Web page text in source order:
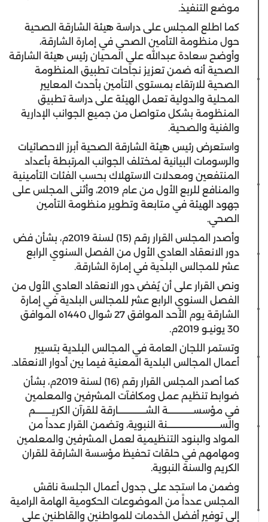
موضع التنفيذ.
كما اطلع المجلس على دراسة هيئة الشارقة الصحية
حول منظومة التأمين الصحي في إمارة الشارقة،
وأوضح سعادة عبدالله علي المحيان رئيس هيئة الشارقة
الصحية أنه ضمن تعزيز نجاحات تطبيق المنظومة
الصحية للارتقاء بمستوى التأمين بأحدث المعايير
المحلية والدولية تعمل الهيئة على دراسة تطبيق
المنظومة بشكل متواصل من جميع الجوانب الإدارية
والفنية والصحية.
واستعرض رئيس هيئة الشارقة الصحية أبرز الاحصائيات
والرسومات البيانية لمختلف الجوانب المرتبطة بأعداد
المنتفعين ومعدلات الاستهلاك بحسب الفئات التأمينية
والمنافع للربع الأول من عام 2019، وأثنى المجلس على
جهود الهيئة في متابعة وتطوير منظومة التأمين
الصحي.
وأصدر المجلس القرار رقم (15) لسنة 2019م، بشأن فض
دور الانعقاد العادي الأول من الفصل السنوي الرابع
عشر للمجالس البلدية في إمارة الشارقة.
ونص القرار على أن يُفض دور الانعقاد العادي الأول من
الفصل السنوي الرابع عشر للمجالس البلدية في إمارة
الشارقة يوم الأحد الموافق 27 شوال 1440ه الموافق
30 يونيـو 2019م.
وتستمر اللجان العامة في المجالس البلدية بتسيير
أعمال المجالس البلدية المعنية فيما بين أدوار الانعقاد.
كما أصدر المجلس القرار رقم (16) لسنة 2019م، بشأن
ضوابط تنظيم عمل ومكافآت المشرفين والمعلمين
في مؤسســــــــــــــة الشـــــــــــــــارقة للقرآن الكريـــــــــم
والســـــــــــــــــــــــــــــنة النبوية، وتضمن القرار عدداً من
المواد والبنود التنظيمية لعمل المشرفين والمعلمين
ومهامهم في حلقات تحفيظ مؤسسة الشارقة للقران
الكريم والسنة النبوية.
وضمن ما استجد على جدول أعمال الجلسة ناقش
المجلس عدداً من الموضوعات الحكومية الهامة الرامية
إلى توفير أفضل الخدمات للمواطنين والقاطنين على